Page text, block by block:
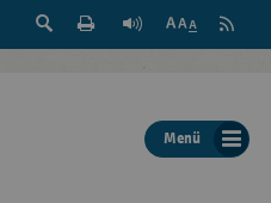
Suche
der
Seite
Feed
Menü